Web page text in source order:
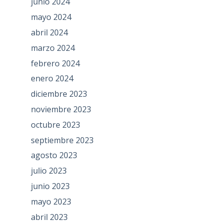
mayo 2024
abril 2024
marzo 2024
febrero 2024
enero 2024
diciembre 2023
noviembre 2023
octubre 2023
septiembre 2023
agosto 2023
julio 2023
junio 2023
mayo 2023
abril 2023